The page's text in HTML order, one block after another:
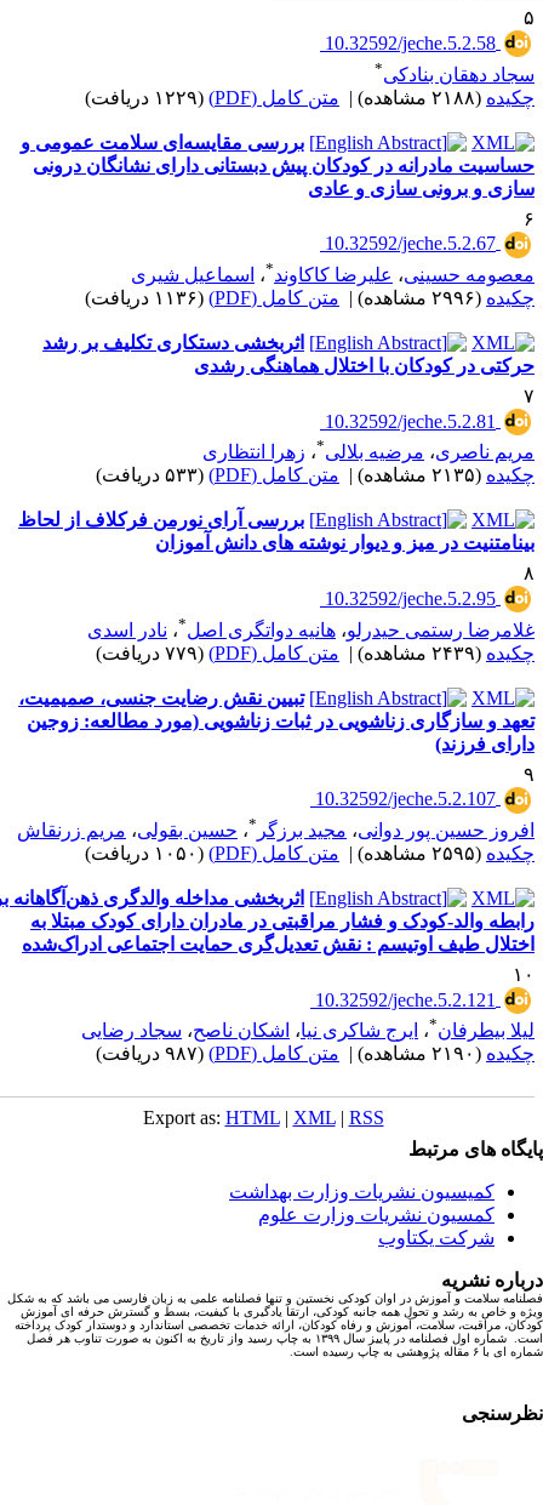
‎ 10.32592/jeche.5.2.58
دهقان بنادکی
(۲۱۸۸ مشاهده) | متن کامل (PDF) (۱۲۲۹ دریافت)
بررسی مقایسه‌ای سلامت عمومی و
مادرانه در کودکان پیش دبستانی دارای نشانگان درونی
و برونی سازی و عادی
‎ 10.32592/jeche.5.2.67
حسینی، علیرضا کاکاوند* ،اسماعیل شیری
(۲۹۹۶ مشاهده) | متن کامل (PDF) (۱۱۳۶ دریافت)
اثربخشی دستکاری تکلیف بر رشد
در کودکان با اختلال هماهنگی رشدی
‎ 10.32592/jeche.5.2.81
ناصری ،مرضیه بلالی ،زهرا انتظاری
(۲۱۳۵ مشاهده) | متن کامل (PDF) (۵۳۳ دریافت)
بررسی آرای نورمن فرکلاف از لحاظ
در میز و دیوار نوشته های دانش آموزان
‎ 10.32592/jeche.5.2.95
رستمی حیدرلو ،هانیه دواتگری اصل* ،نادر اسدی
(۲۴۳۹ مشاهده) | متن کامل (PDF) (۷۷۹ دریافت)
تبیین نقش رضایت جنسی، صمیمیت،
و سازگاری زناشویی در ثبات زناشویی (مورد مطالعه: زوجین
فرزند)
‎ 10.32592/jeche.5.2.107
حسین پور دوانی، مجید برزگر* ،حسین بقولی، مریم زرنقاش
(۲۵۹۵ مشاهده) | متن کامل (PDF) (۱۰۵۰ دریافت)
اثربخشی مداخله والدگری ذهن‌آگاهانه بر
والد-کودک و فشار مراقبتی در مادران دارای کودک مبتلا به
طیف اوتیسم : نقش تعدیل‌گری حمایت اجتماعی ادراک‌شده
‎ 10.32592/jeche.5.2.121
بیطرفان *،ایرج شاکری نیا،اشکان ناصح،سجاد رضایی
(۲۱۹۰ مشاهده) | متن کامل (PDF) (۹۸۷ دریافت)
Export as:HTML |XML|RSS
های مرتبط
کمیسیون نشریات وزارت بهداشت
کمسیون نشریات وزارت علوم
شرکت یکتاوب
نشریه
سلامت و آموزش در اوان کودکی نخستین و تنها فصلنامه علمی به زبان فارسی می باشد که به شکل
و خاص به رشد و تحول همه جانبه کودکی، ارتقا یادگیری با کیفیت، بسط و گسترش حرفه ای آموزش
مراقبت، سلامت، آموزش و رفاه کودکان، ارائه خدمات تخصصی استاندارد و دوستدار کودک پرداخته
است. شماره اول فصلنامه در پاییز سال ۱۳۹۹ به چاپ رسید واز تاریخ به اکنون به صورت تناوب هر فصل
۶ مقاله پژوهشی به چاپ رسیده است.